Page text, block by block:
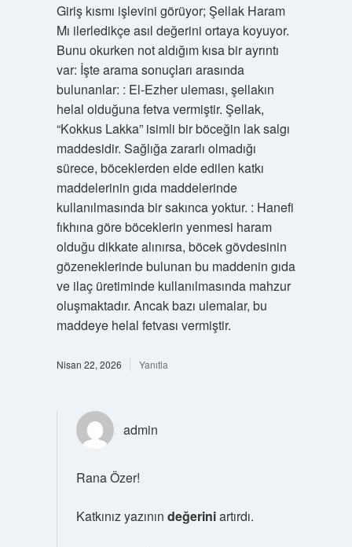
Giriş kısmı işlevini görüyor; Şellak Haram
Mı ilerledikçe asıl değerini ortaya koyuyor.
Bunu okurken not aldığım kısa bir ayrıntı
var: İşte arama sonuçları arasında
bulunanlar: : El-Ezher uleması, şellakın
helal olduğuna fetva vermiştir. Şellak,
“Kokkus Lakka” isimli bir böceğin lak salgı
maddesidir. Sağlığa zararlı olmadığı
sürece, böceklerden elde edilen katkı
maddelerinin gıda maddelerinde
kullanılmasında bir sakınca yoktur. : Hanefi
fıkhına göre böceklerin yenmesi haram
olduğu dikkate alınırsa, böcek gövdesinin
gözeneklerinde bulunan bu maddenin gıda
ve ilaç üretiminde kullanılmasında mahzur
oluşmaktadır. Ancak bazı ulemalar, bu
maddeye helal fetvası vermiştir.
Nisan 22, 2026 Yanıtla
admin
Rana Özer!
Katkınız yazının değeriniartırdı.